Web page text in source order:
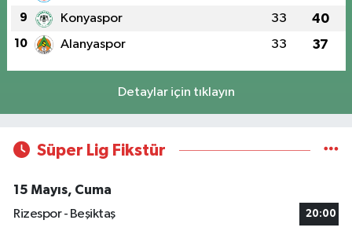
9 Konyaspor 33 40
10 Alanyaspor 33 37
Detaylar için tıklayın
Süper Lig Fikstür
15 Mayıs, Cuma
Rizespor - Beşiktaş
20:00